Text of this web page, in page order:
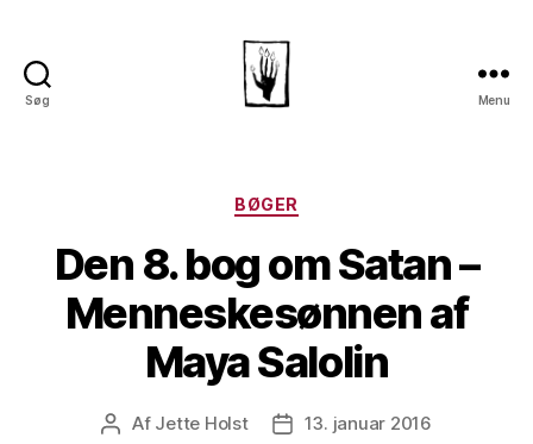
Søg Menu
Kategorier
BØGER
Den 8. bog om Satan –
Menneskesønnen af
Maya Salolin
Indlægsforfatter
Af Jette Holst Indlægsdato
13. januar 2016